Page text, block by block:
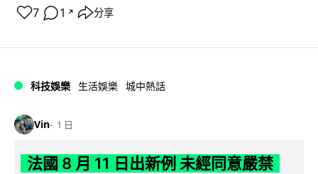
7 1 ↗ 分享
科技娛樂 生活娛樂 城中熱話
Vin 1 日
法國 8 月 11 日出新例 未經同意嚴禁